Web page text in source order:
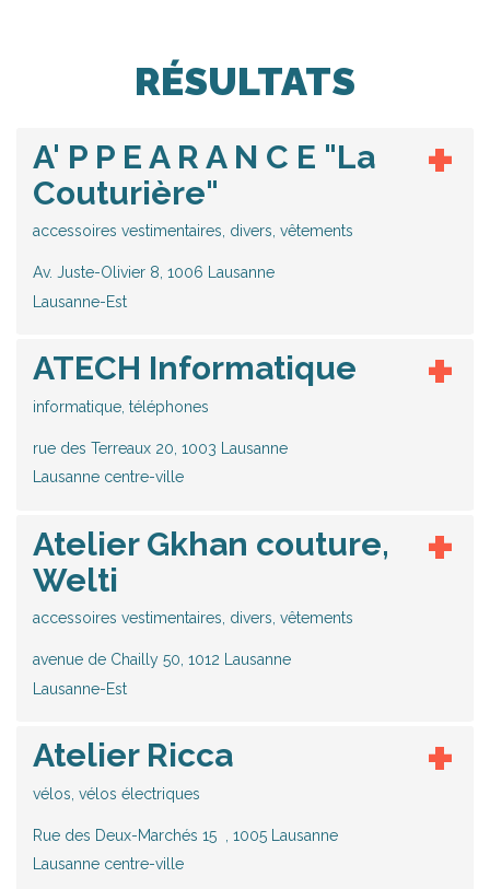
RÉSULTATS
A' P P E A R A N C E "La
Couturière"
accessoires vestimentaires, divers, vêtements
Av. Juste-Olivier 8, 1006 Lausanne
Lausanne-Est
ATECH Informatique
informatique, téléphones
rue des Terreaux 20, 1003 Lausanne
Lausanne centre-ville
Atelier Gkhan couture,
Welti
accessoires vestimentaires, divers, vêtements
avenue de Chailly 50, 1012 Lausanne
Lausanne-Est
Atelier Ricca
vélos, vélos électriques
Rue des Deux-Marchés 15 , 1005 Lausanne
Lausanne centre-ville